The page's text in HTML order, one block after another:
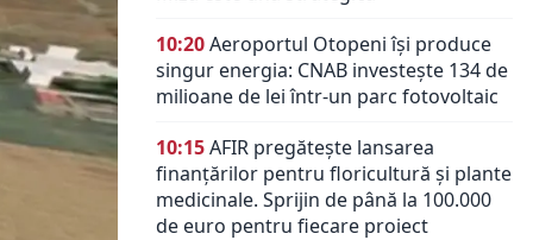
10:20Aeroportul Otopeni își produce
singur energia: CNAB investește 134 de
milioane de lei într-un parc fotovoltaic
10:15AFIR pregătește lansarea
finanțărilor pentru floricultură și plante
medicinale. Sprijin de până la 100.000
de euro pentru fiecare proiect